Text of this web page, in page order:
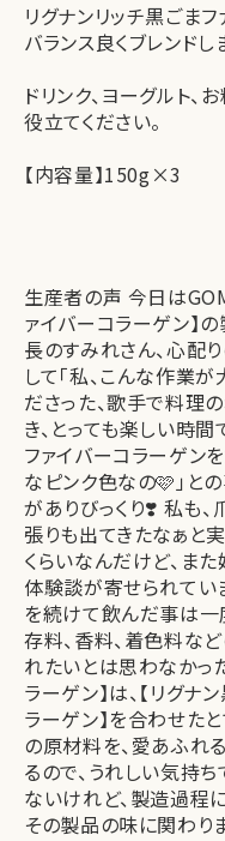
リグナンリッチ黒ごま
バランス良くブレンドし
ドリンク、ヨーグルト
役立てください。
【内容量】150g×3
生産者の声 今日は
ァイバーコラーゲン】
長のすみれさん、心配
して「私、こんな作業
ださった、歌手で料理
き、とっても楽しい時
ファイバーコラーゲン
なピンク色なの🩷」と
がありびっくり❣️ 私も
張りも出てきたなぁと
くらいなんだけど、ま
体験談が寄せられてい
を続けて飲んだ事は一
存料、香料、着色料な
れたいとは思わなかっ
ラーゲン】は、【リグナ
ラーゲン】を合わせた
の原材料を、愛あふれ
るので、うれしい気持
ないけれど、製造過程
その製品の味に関わりま